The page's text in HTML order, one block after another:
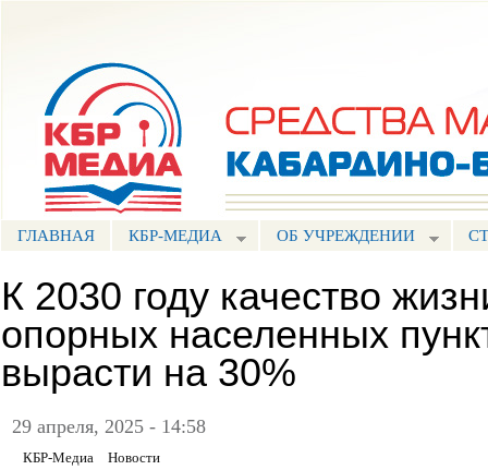
ГЛАВНАЯ КБР-МЕДИА ОБ УЧРЕЖДЕНИИ
К 2030 году качество
опорных населенных
вырасти на 30%
29 апреля, 2025 - 14:58
КБР-Медиа Новости